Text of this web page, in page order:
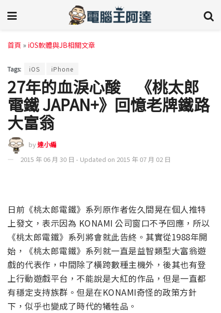
首頁 » iOS軟體與JB相關文章
Tags: iOS iPhone
27年的血淚心酸 《桃太郎
電鐵 JAPAN+》回憶老牌鐵路
大富翁
by達小編
2015 年 06 月 30 日 - Updated on 2015 年 07 月 02 日
日前《桃太郎電鐵》系列原作者佐久間晃在個人推特
上發文，表示因為 KONAMI 公司窗口不予回應，所以
《桃太郎電鐵》系列將會就此告終。其實從1988年開
始，《桃太郎電鐵》系列就一直是益智類型大富翁遊
戲的代表作，中間除了橫跨數種主機外，後其也有登
上行動遊戲平台，不能說是大紅的作品，但是一直都
有穩定支持族群。但是在KONAMI奇怪的政策方針
下，似乎也變成了時代的犧牲品。